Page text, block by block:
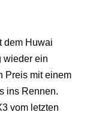
dem Huwai
wieder ein
Preis mit einem
ins Rennen.
vom letzten